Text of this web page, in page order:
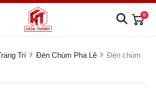
0
Trí Đèn Chùm Pha Lê
Đèn chùm